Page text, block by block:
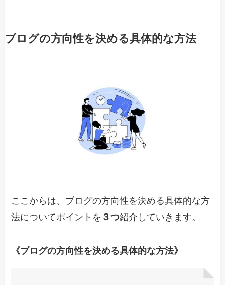
ブログの方向性を決める具体的な方法
ここからは、ブログの方向性を決める具体的な方
法についてポイントを ３つ紹介していきます。
《ブログの方向性を決める具体的な方法》